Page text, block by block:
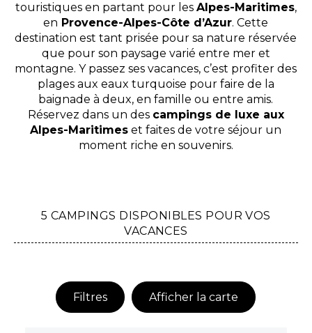
touristiques en partant pour les Alpes-Maritimes,
en Provence-Alpes-Côte d’Azur. Cette
destination est tant prisée pour sa nature réservée
que pour son paysage varié entre mer et
montagne. Y passez ses vacances, c’est profiter des
plages aux eaux turquoise pour faire de la
baignade à deux, en famille ou entre amis.
Réservez dans un des campings de luxe aux
Alpes-Maritimes et faites de votre séjour un
moment riche en souvenirs.
5 CAMPINGS DISPONIBLES POUR VOS
VACANCES
Filtres Afficher la carte